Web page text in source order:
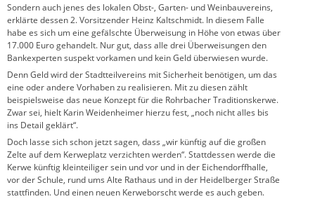
Sondern auch jenes des lokalen Obst-, Garten- und Weinbauvereins,
erklärte dessen 2. Vorsitzender Heinz Kaltschmidt. In diesem Falle
habe es sich um eine gefälschte Überweisung in Höhe von etwas über
17.000 Euro gehandelt. Nur gut, dass alle drei Überweisungen den
Bankexperten suspekt vorkamen und kein Geld überwiesen wurde.
Denn Geld wird der Stadtteilvereins mit Sicherheit benötigen, um das
eine oder andere Vorhaben zu realisieren. Mit zu diesen zählt
beispielsweise das neue Konzept für die Rohrbacher Traditionskerwe.
Zwar sei, hielt Karin Weidenheimer hierzu fest, „noch nicht alles bis
ins Detail geklärt“.
Doch lasse sich schon jetzt sagen, dass „wir künftig auf die großen
Zelte auf dem Kerweplatz verzichten werden“. Stattdessen werde die
Kerwe künftig kleinteiliger sein und vor und in der Eichendorffhalle,
vor der Schule, rund ums Alte Rathaus und in der Heidelberger Straße
stattfinden. Und einen neuen Kerweborscht werde es auch geben.